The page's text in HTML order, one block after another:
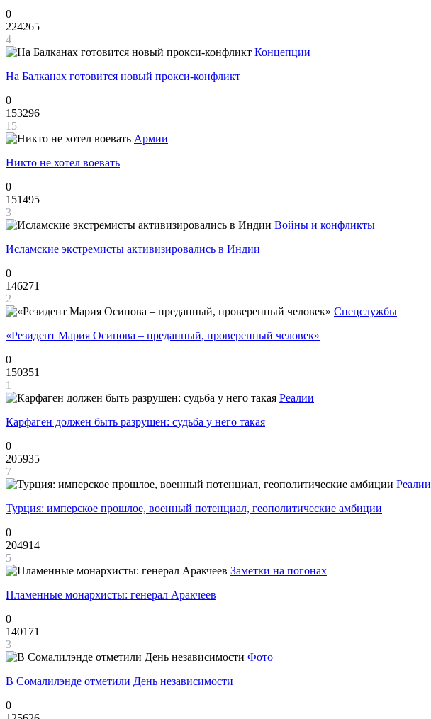
0
224265
4
Концепции
На Балканах готовится новый прокси-конфликт
0
153296
15
Армии
Никто не хотел воевать
0
151495
3
Войны и конфликты
Исламские экстремисты активизировались в Индии
0
146271
2
Спецслужбы
«Резидент Мария Осипова – преданный, проверенный человек»
0
150351
1
Реалии
Карфаген должен быть разрушен: судьба у него такая
0
205935
7
Реалии
Турция: имперское прошлое, военный потенциал, геополитические амбиции
0
204914
5
Заметки на погонах
Пламенные монархисты: генерал Аракчеев
0
140171
3
Фото
В Сомалилэнде отметили День независимости
0